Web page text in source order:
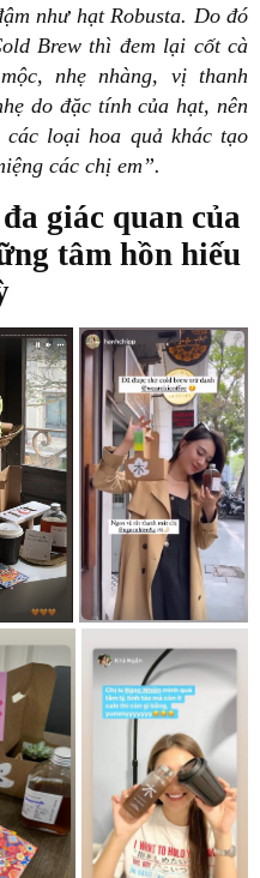
như hạt Robusta. Do đó
Brew thì đem lại cốt cà
nhẹ nhàng, vị thanh
do đặc tính của hạt, nên
loại hoa quả khác tạo
các chị em”.
giác quan của
tâm hồn hiếu